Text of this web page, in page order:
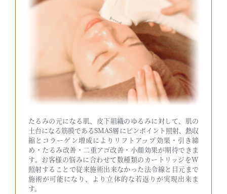
たるみの元になる肌、皮下組織のゆるみに対して、肌の
土台になる筋膜であるSMAS層にピンポイント照射、熱収
縮とコラーゲン増成によりリフトアップ効果・引き締
め・たるみ改善・二重アゴ改善・小顔効果が期待できま
す。お客様の悩みに合わせて数種類のカートリッジをW
照射することで従来施術出来なかった法令線と目元まで
施術が可能になり、より立体的な若返りが実現出来ま
す。​